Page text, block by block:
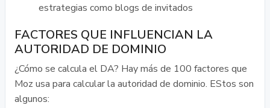
estrategias como blogs de invitados
FACTORES QUE INFLUENCIAN LA
AUTORIDAD DE DOMINIO
¿Cómo se calcula el DA? Hay más de 100 factores que
Moz usa para calcular la autoridad de dominio. EStos son
algunos: